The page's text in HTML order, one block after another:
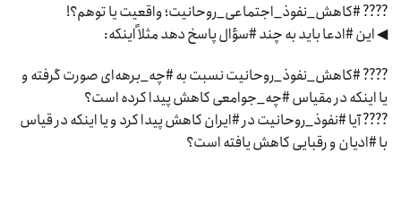
???? #کاهش_نفوذ_اجتماعی_روحانیت؛ واقعیت یا توهم؟!
◀ این #ادعا باید به چند #سؤال پاسخ دهد مثلاً اینکه:
???? #کاهش_نفوذ_روحانیت نسبت به #چه_برهه‌ای صورت گرفته و
یا اینکه در مقیاس #چه_جوامعی کاهش پیدا کرده است؟
???? آیا #نفوذ_روحانیت در #ایران کاهش پیدا کرد و یا اینکه در قیاس
با #ادیان و رقبایی کاهش یافته است؟